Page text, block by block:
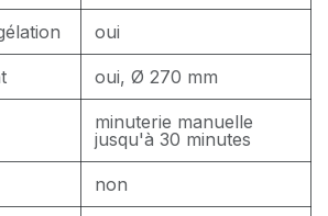
oui
oui, Ø 270 mm
minuterie manuelle
jusqu'à 30 minutes
non